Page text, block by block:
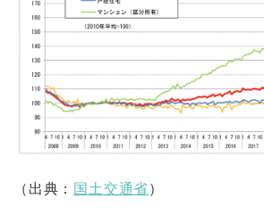
（出典： 国土交通省）